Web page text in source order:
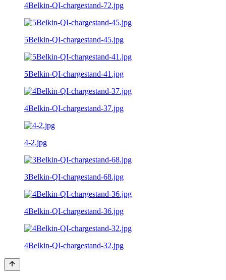
4Belkin-QI-chargestand-72.jpg
5Belkin-QI-chargestand-45.jpg
5Belkin-QI-chargestand-41.jpg
4Belkin-QI-chargestand-37.jpg
4-2.jpg
3Belkin-QI-chargestand-68.jpg
4Belkin-QI-chargestand-36.jpg
4Belkin-QI-chargestand-32.jpg